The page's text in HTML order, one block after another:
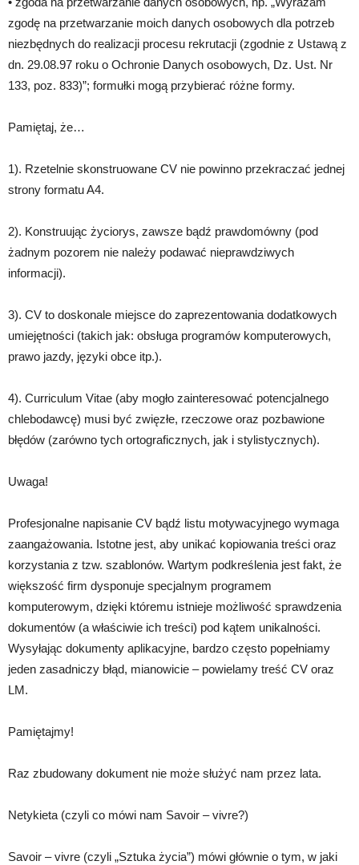
zgodę na przetwarzanie moich danych osobowych dla potrzeb
niezbędnych do realizacji procesu rekrutacji (zgodnie z Ustawą z
dn. 29.08.97 roku o Ochronie Danych osobowych, Dz. Ust. Nr
133, poz. 833)”; formułki mogą przybierać różne formy.
Pamiętaj, że…
1). Rzetelnie skonstruowane CV nie powinno przekraczać jednej
strony formatu A4.
2). Konstruując życiorys, zawsze bądź prawdomówny (pod
żadnym pozorem nie należy podawać nieprawdziwych
informacji).
3). CV to doskonale miejsce do zaprezentowania dodatkowych
umiejętności (takich jak: obsługa programów komputerowych,
prawo jazdy, języki obce itp.).
4). Curriculum Vitae (aby mogło zainteresować potencjalnego
chlebodawcę) musi być zwięzłe, rzeczowe oraz pozbawione
błędów (zarówno tych ortograficznych, jak i stylistycznych).
Uwaga!
Profesjonalne napisanie CV bądź listu motywacyjnego wymaga
zaangażowania. Istotne jest, aby unikać kopiowania treści oraz
korzystania z tzw. szablonów. Wartym podkreślenia jest fakt, że
większość firm dysponuje specjalnym programem
komputerowym, dzięki któremu istnieje możliwość sprawdzenia
dokumentów (a właściwie ich treści) pod kątem unikalności.
Wysyłając dokumenty aplikacyjne, bardzo często popełniamy
jeden zasadniczy błąd, mianowicie – powielamy treść CV oraz
LM.
Pamiętajmy!
Raz zbudowany dokument nie może służyć nam przez lata.
Netykieta (czyli co mówi nam Savoir – vivre?)
Savoir – vivre (czyli „Sztuka życia”) mówi głównie o tym, w jaki